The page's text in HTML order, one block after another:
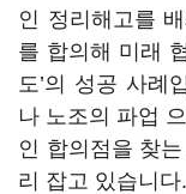
인 정리해고를
를 합의해 미래
도’의 성공 사례
나 노조의 파업
인 합의점을 찾
리 잡고 있습니다.